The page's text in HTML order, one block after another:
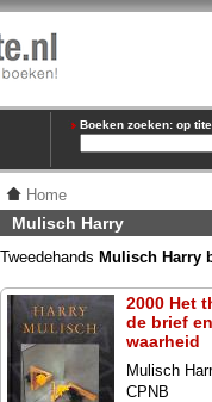
Boeken zoeken: op
Home
Mulisch Harry
Tweedehands Mulisch Harry
2000 Het
de brief
waarheid
Mulisch
CPNB